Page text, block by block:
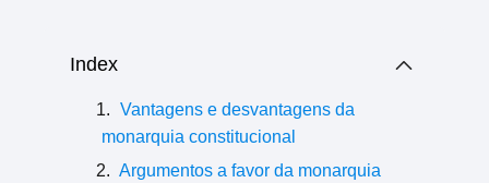
Index
Vantagens e desvantagens da
monarquia constitucional
Argumentos a favor da monarquia